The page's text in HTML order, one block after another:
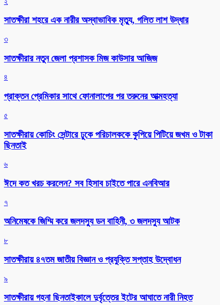
সাতক্ষীরা শহরে এক নারীর অস্বাভাবিক মৃত্যু, গলিত লাশ উদ্ধার
৩
সাতক্ষীরার নতুন জেলা প্রশাসক মিজ কাউসার আজিজ
৪
প্রাক্তন প্রেমিকার সাথে ফোনালাপের পর তরুনের আত্মহত্যা
৫
সাতক্ষীরায় কোচিং সেন্টারে ঢুকে পরিচালককে কুপিয়ে পিটিয়ে জখম ও টাকা
ছিনতাই
৬
ঈদে কত খরচ করলেন? সব হিসাব চাইতে পারে এনবিআর
৭
অনিমেষকে জিম্মি করে জলদস্যু ডন বাহিনী, ৩ জলদস্যু আটক
৮
সাতক্ষীরায় ৪৭তম জাতীয় বিজ্ঞান ও প্রযুক্তি সপ্তাহ উদ্বোধন
৯
সাতক্ষীরায় গহনা ছিনতাইকালে দুর্বৃত্তের ইটের আঘাতে নারী নিহত